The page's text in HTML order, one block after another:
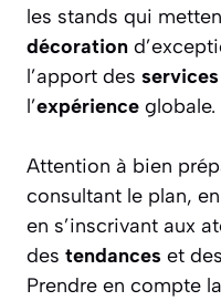
les stands qui
décoration
l’apport des services
l’expérience globale.
Attention à bien
consultant le plan,
en s’inscrivant aux
des tendances et des
Prendre en compte